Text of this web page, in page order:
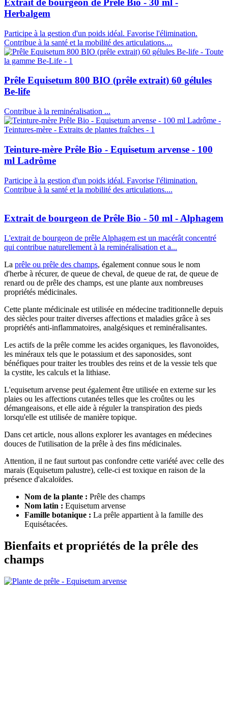
Extrait de bourgeon de Prêle Bio - 30 ml -
Herbalgem
Participe à la gestion d'un poids idéal. Favorise l'élimination.
Contribue à la santé et la mobilité des articulations....
Prêle Equisetum 800 BIO (prêle extrait) 60 gélules
Be-life
Contribue à la reminéralisation ...
Teinture-mère Prêle Bio - Equisetum arvense - 100
ml Ladrôme
Participe à la gestion d'un poids idéal. Favorise l'élimination.
Contribue à la santé et la mobilité des articulations....
Extrait de bourgeon de Prêle Bio - 50 ml - Alphagem
L'extrait de bourgeon de prêle Alphagem est un macérât concentré
qui contribue naturellement à la reminéralisation et a...
La prêle ou prêle des champs, également connue sous le nom
d'herbe à récurer, de queue de cheval, de queue de rat, de queue de
renard ou de prêle des champs, est une plante aux nombreuses
propriétés médicinales.
Cette plante médicinale est utilisée en médecine traditionnelle depuis
des siècles pour traiter diverses affections et maladies grâce à ses
propriétés anti-inflammatoires, analgésiques et reminéralisantes.
Les actifs de la prêle comme les acides organiques, les flavonoïdes,
les minéraux tels que le potassium et des saponosides, sont
bénéfiques pour traiter les troubles des reins et de la vessie tels que
la cystite, les calculs et la lithiase.
L'equisetum arvense peut également être utilisée en externe sur les
plaies ou les affections cutanées telles que les croûtes ou les
démangeaisons, et elle aide à réguler la transpiration des pieds
lorsqu'elle est utilisée de manière topique.
Dans cet article, nous allons explorer les avantages en médecines
douces de l'utilisation de la prêle à des fins médicinales.
Attention, il ne faut surtout pas confondre cette variété avec celle des
marais (Equisetum palustre), celle-ci est toxique en raison de la
présence d'alcaloïdes.
Nom de la plante : Prêle des champs
Nom latin : Equisetum arvense
Famille botanique : La prêle appartient à la famille des
Equisétacées.
Bienfaits et propriétés de la prêle des
champs